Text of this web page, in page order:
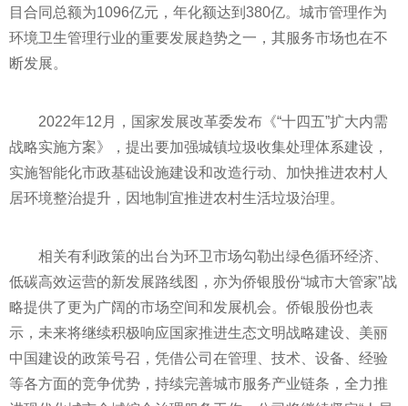
目合同总额为1096亿元，年化额达到380亿。城市管理作为
环境卫生管理行业的重要发展趋势之一，其服务市场也在不
断发展。
2022年12月，国家发展改革委发布《“十四五”扩大内需
战略实施方案》，提出要加强城镇垃圾收集处理体系建设，
实施智能化市政基础设施建设和改造行动、加快推进农村人
居环境整治提升，因地制宜推进农村生活垃圾治理。
相关有利政策的出台为环卫市场勾勒出绿色循环经济、
低碳高效运营的新发展路线图，亦为侨银股份“城市大管家”战
略提供了更为广阔的市场空间和发展机会。侨银股份也表
示，未来将继续积极响应国家推进生态文明战略建设、美丽
中国建设的政策号召，凭借公司在管理、技术、设备、经验
等各方面的竞争优势，持续完善城市服务产业链条，全力推